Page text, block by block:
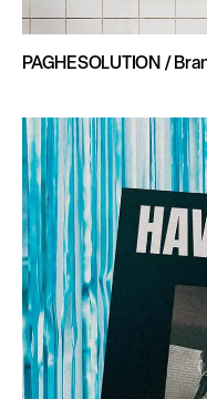
PAGHESOLUTION /